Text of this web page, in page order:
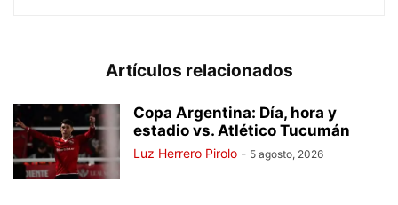
Artículos relacionados
Copa Argentina: Día, hora y
estadio vs. Atlético Tucumán
Luz Herrero Pirolo - 5 agosto, 2026